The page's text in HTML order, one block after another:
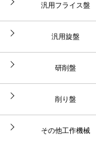
汎用フライス盤
汎用旋盤
研削盤
削り盤
その他工作機械